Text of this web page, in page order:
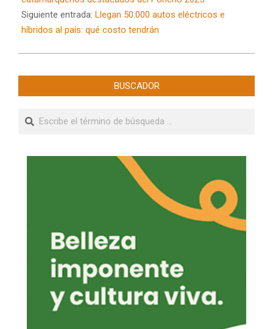
Siguiente entrada: Llegan 50.000 autos eléctricos e
híbridos al país: qué costo tendrán
BUSCADOR
Buscar